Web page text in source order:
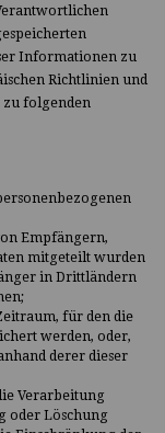
Informationen zu
Richtlinien und
zu folgenden
Empfängern,
mitgeteilt wurden
in Drittländern
für den die
werden, oder,
derer dieser
Verarbeitung
oder Löschung